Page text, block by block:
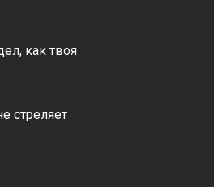
как твоя
стреляет